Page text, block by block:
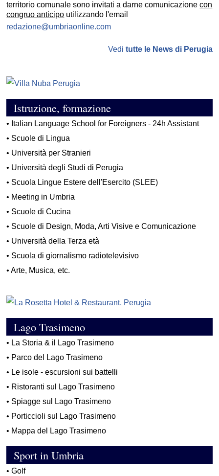
territorio comunale sono invitati a darne comunicazionecon
congruo anticipo utilizzando l'email
redazione@umbriaonline.com
Vedi tutte le News di Perugia
Istruzione, formazione
• Italian Language School for Foreigners - 24h Assistant
• Scuole di Lingua
• Università per Stranieri
• Università degli Studi di Perugia
• Scuola Lingue Estere dell'Esercito (SLEE)
• Meeting in Umbria
• Scuole di Cucina
• Scuole di Design, Moda, Arti Visive e Comunicazione
• Università della Terza età
• Scuola di giornalismo radiotelevisivo
•Arte, Musica, etc.
Lago Trasimeno
• La Storia & il Lago Trasimeno
• Parco del Lago Trasimeno
• Le isole - escursioni sui battelli
• Ristoranti sul Lago Trasimeno
• Spiagge sul Lago Trasimeno
• Porticcioli sul Lago Trasimeno
• Mappa del Lago Trasimeno
Sport in Umbria
•Golf